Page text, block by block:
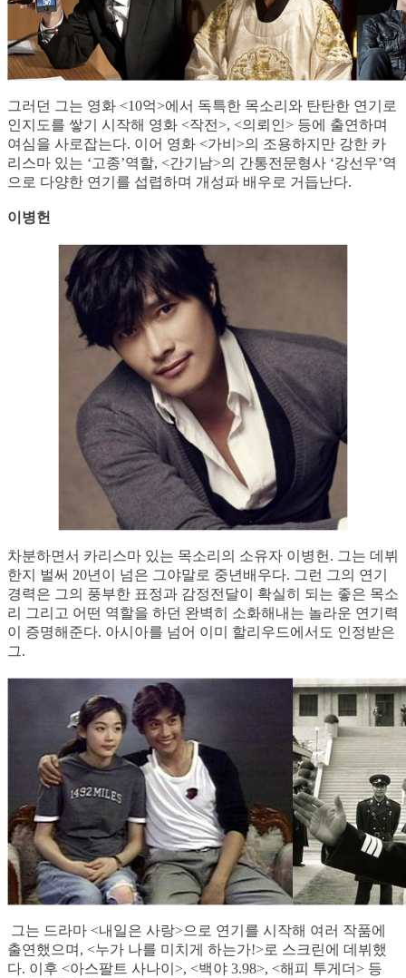
그러던 그는 영화 <10억>에서 독특한 목소리와 탄탄한 연기로
인지도를 쌓기 시작해 영화 <작전>, <의뢰인> 등에 출연하며
여심을 사로잡는다. 이어 영화 <가비>의 조용하지만 강한 카
리스마 있는 ‘고종’역할, <간기남>의 간통전문형사 ‘강선우’역
으로 다양한 연기를 섭렵하며 개성파 배우로 거듭난다.
이병헌
차분하면서 카리스마 있는 목소리의 소유자 이병헌. 그는 데뷔
한지 벌써 20년이 넘은 그야말로 중년배우다. 그런 그의 연기
경력은 그의 풍부한 표정과 감정전달이 확실히 되는 좋은 목소
리 그리고 어떤 역할을 하던 완벽히 소화해내는 놀라운 연기력
이 증명해준다. 아시아를 넘어 이미 할리우드에서도 인정받은
그.
그는 드라마 <내일은 사랑>으로 연기를 시작해 여러 작품에
출연했으며, <누가 나를 미치게 하는가!>로 스크린에 데뷔했
다. 이후 <아스팔트 사나이>, <백야 3.98>, <해피 투게더> 등